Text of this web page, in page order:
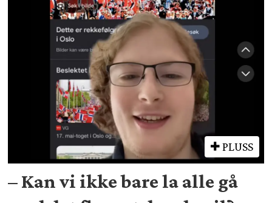
PLUSS
– Kan vi ikke bare la alle gå